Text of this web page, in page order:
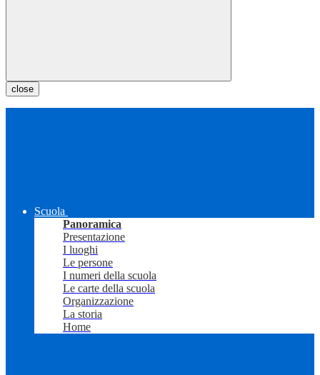
close
Scuola
Panoramica
Presentazione
I luoghi
Le persone
I numeri della scuola
Le carte della scuola
Organizzazione
La storia
Home